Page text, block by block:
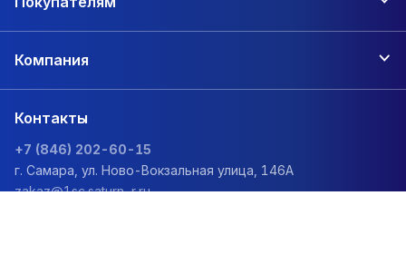
Компания
Контакты
+7 (846) 202-60-15
г. Самара, ул. Ново-Вокзальная улица, 146А
zakaz@1sc.saturn-r.ru